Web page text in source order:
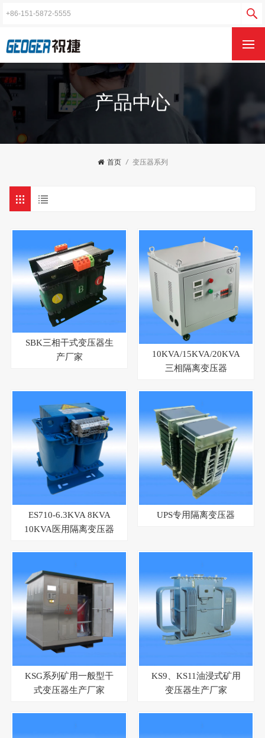
产品中心
首页 / 变压器系列
SBK三相干式变压器生
产厂家
10KVA/15KVA/20KVA
三相隔离变压器
ES710-6.3KVA 8KVA
10KVA医用隔离变压器
UPS专用隔离变压器
KSG系列矿用一般型干
式变压器生产厂家
KS9、KS11油浸式矿用
变压器生产厂家